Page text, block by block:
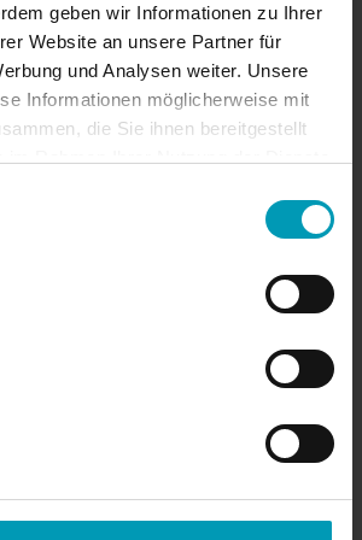
geben wir Informationen zu Ihrer
Website an unsere Partner für
und Analysen weiter. Unsere
Informationen möglicherweise mit
die Sie ihnen bereitgestellt
Matthias Beller
Engineer und Produktspezialist für
UniByte GmbH in Metzingen.
Recovery-Konzepten. Teilnehmer
DP, NCIE-SAN. Seit 2023 Mitglied